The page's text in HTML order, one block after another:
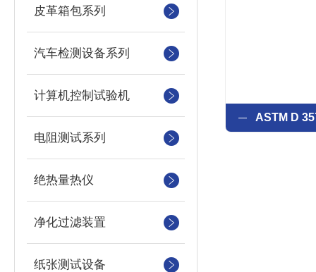
皮革箱包系列
汽车检测设备系列
计算机控制试验机
电阻测试系列
绝热量热仪
净化过滤装置
纸张测试设备